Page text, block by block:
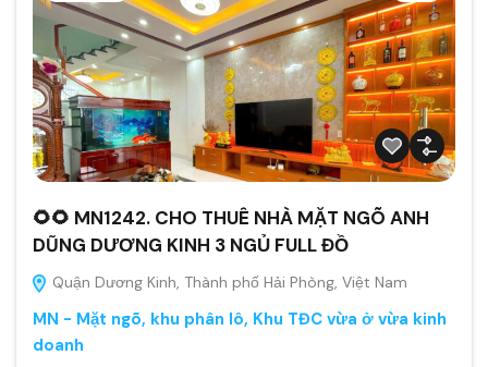
🌻🌻 MN1242. CHO THUÊ NHÀ MẶT NGÕ ANH
DŨNG DƯƠNG KINH 3 NGỦ FULL ĐỒ
Quận Dương Kinh, Thành phố Hải Phòng, Việt Nam
MN - Mặt ngõ, khu phân lô, Khu TĐC vừa ở vừa kinh
doanh